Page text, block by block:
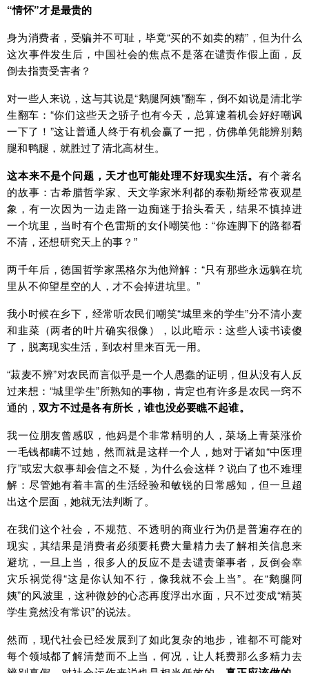
“情怀”才是最贵的
身为消费者，受骗并不可耻，毕竟“买的不如卖的精”，但为什么
这次事件发生后，中国社会的焦点不是落在谴责作假上面，反
倒去指责受害者？
对一些人来说，这与其说是“鹅腿阿姨”翻车，倒不如说是清北学
生翻车：“你们这些天之骄子也有今天，总算逮着机会好好嘲讽
一下了！”这让普通人终于有机会赢了一把，仿佛单凭能辨别鹅
腿和鸭腿，就胜过了清北高材生。
这本来不是个问题，天才也可能处理不好现实生活。有个著名
的故事：古希腊哲学家、天文学家米利都的泰勒斯经常夜观星
象，有一次因为一边走路一边痴迷于抬头看天，结果不慎掉进
一个坑里，当时有个色雷斯的女仆嘲笑他：“你连脚下的路都看
不清，还想研究天上的事？”
两千年后，德国哲学家黑格尔为他辩解：“只有那些永远躺在坑
里从不仰望星空的人，才不会掉进坑里。”
我小时候在乡下，经常听农民们嘲笑“城里来的学生”分不清小麦
和韭菜（两者的叶片确实很像），以此暗示：这些人读书读傻
了，脱离现实生活，到农村里来百无一用。
“菽麦不辨”对农民而言似乎是一个人愚蠢的证明，但从没有人反
过来想：“城里学生”所熟知的事物，肯定也有许多是农民一窍不
通的， 双方不过是各有所长，谁也没必要瞧不起谁。
我一位朋友曾感叹，他妈是个非常精明的人，菜场上青菜涨价
一毛钱都瞒不过她，然而就是这样一个人，她对于诸如“中医理
疗”或宏大叙事却会信之不疑，为什么会这样？说白了也不难理
解：尽管她有着丰富的生活经验和敏锐的日常感知，但一旦超
出这个层面，她就无法判断了。
在我们这个社会，不规范、不透明的商业行为仍是普遍存在的
现实，其结果是消费者必须要耗费大量精力去了解相关信息来
避坑，一旦上当，很多人的反应不是去谴责肇事者，反倒会幸
灾乐祸觉得“这是你认知不行，像我就不会上当”。在“鹅腿阿
姨”的风波里，这种微妙的心态再度浮出水面，只不过变成“精英
学生竟然没有常识”的说法。
然而，现代社会已经发展到了如此复杂的地步，谁都不可能对
每个领域都了解清楚而不上当，何况，让人耗费那么多精力去